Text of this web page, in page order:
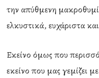
την απύθμενη
ελκυστικά, ευχάριστα
Εκείνο όμως που
εκείνο που μας γεμίζει